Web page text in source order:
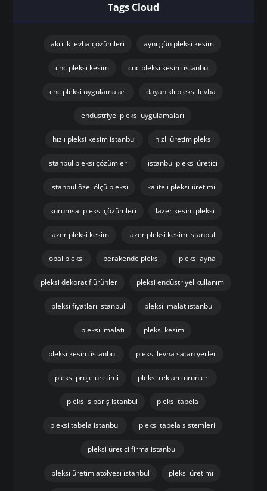
Tags Cloud
akrilik levha çözümleri aynı gün pleksi kesim
cnc pleksi kesim cnc pleksi kesim istanbul
cnc pleksi uygulamaları dayanıklı pleksi levha
endüstriyel pleksi uygulamaları
hızlı pleksi kesim istanbul hızlı üretim pleksi
istanbul pleksi çözümleri istanbul pleksi üretici
istanbul özel ölçü pleksi kaliteli pleksi üretimi
kurumsal pleksi çözümleri lazer kesim pleksi
lazer pleksi kesim lazer pleksi kesim istanbul
opal pleksi perakende pleksi pleksi ayna
pleksi dekoratif ürünler pleksi endüstriyel kullanım
pleksi fiyatları istanbul pleksi imalat istanbul
pleksi imalatı pleksi kesim
pleksi kesim istanbul pleksi levha satan yerler
pleksi proje üretimi pleksi reklam ürünleri
pleksi sipariş istanbul pleksi tabela
pleksi tabela istanbul pleksi tabela sistemleri
pleksi üretici firma istanbul
pleksi üretim atölyesi istanbul pleksi üretimi